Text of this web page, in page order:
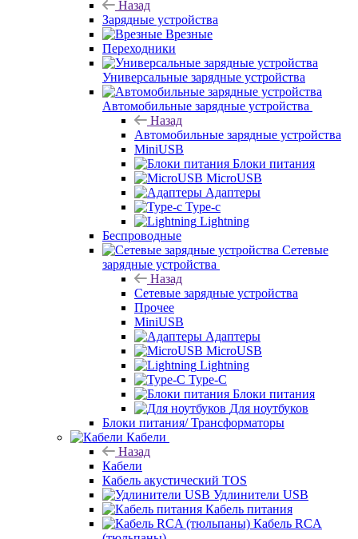
Назад
Зарядные устройства
Врезные
Переходники
Универсальные зарядные устройства
Автомобильные зарядные устройства
Назад
Автомобильные зарядные устройства
MiniUSB
Блоки питания
MicroUSB
Адаптеры
Type-c
Lightning
Беспроводные
Сетевые
зарядные устройства
Назад
Сетевые зарядные устройства
Прочее
MiniUSB
Адаптеры
MicroUSB
Lightning
Type-C
Блоки питания
Для ноутбуков
Блоки питания/ Трансформаторы
Кабели
Назад
Кабели
Кабель акустический TOS
Удлинители USB
Кабель питания
Кабель RCA